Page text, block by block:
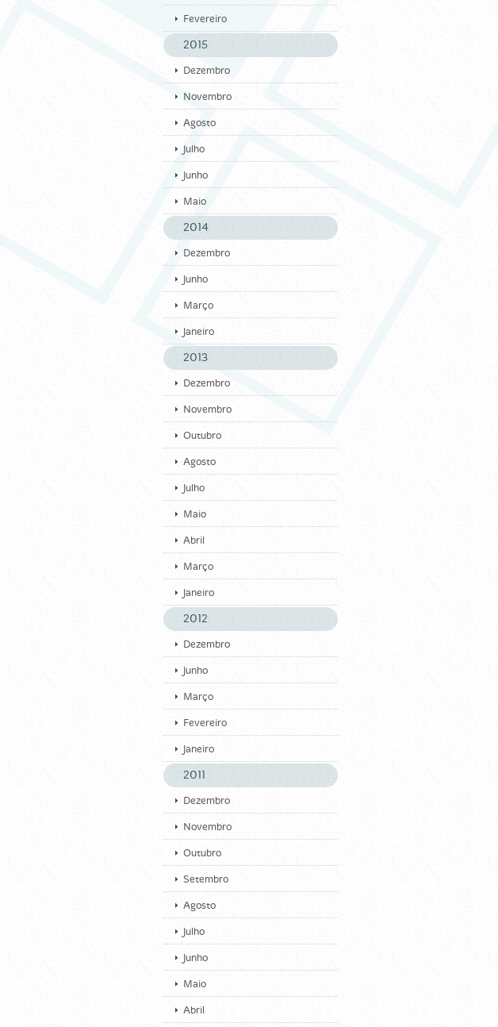
Fevereiro
2015
Dezembro
Novembro
Agosto
Julho
Junho
Maio
2014
Dezembro
Junho
Março
Janeiro
2013
Dezembro
Novembro
Outubro
Agosto
Julho
Maio
Abril
Março
Janeiro
2012
Dezembro
Junho
Março
Fevereiro
Janeiro
2011
Dezembro
Novembro
Outubro
Setembro
Agosto
Julho
Junho
Maio
Abril